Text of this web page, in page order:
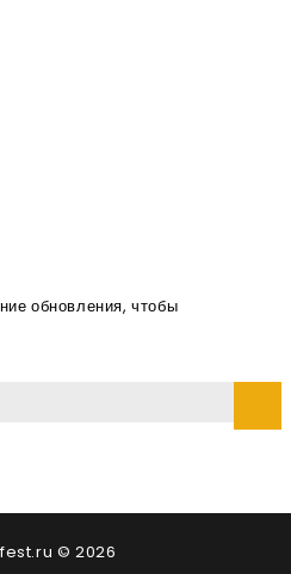
обновления, чтобы
© 2026